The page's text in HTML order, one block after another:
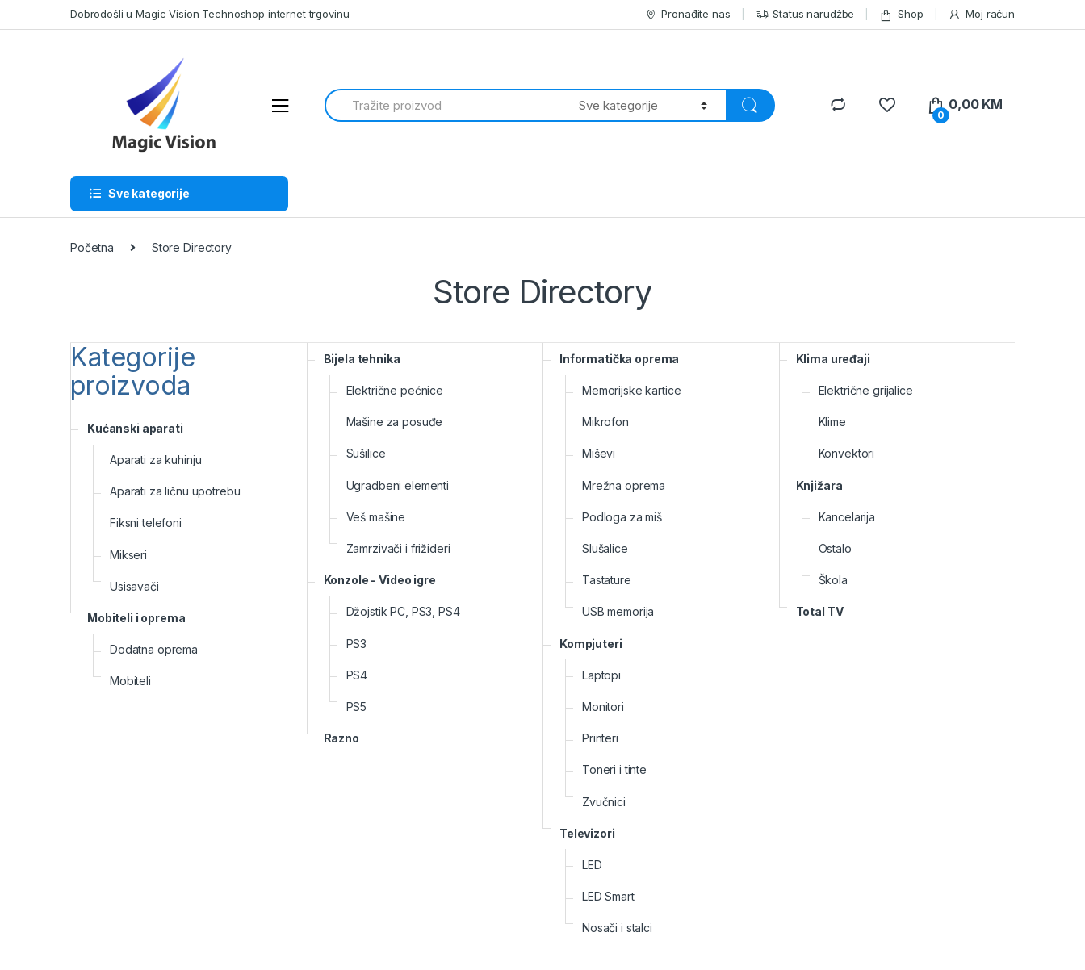
to
to
Dobrodošli u Magic Vision Technoshop internet trgovinu Pronađite nas Status narudžbe Shop Moj račun
Search
for:
0
0,00 KM
Sve kategorije
Početna Store Directory
Store Directory
Kategorije
proizvoda
Kućanski aparati
Aparati za kuhinju
Aparati za ličnu upotrebu
Fiksni telefoni
Mikseri
Usisavači
Mobiteli i oprema
Dodatna oprema
Mobiteli
Bijela tehnika
Električne pećnice
Mašine za posuđe
Sušilice
Ugradbeni elementi
Veš mašine
Zamrzivači i frižideri
Konzole - Video igre
Džojstik PC, PS3, PS4
PS3
PS4
PS5
Razno
Informatička oprema
Memorijske kartice
Mikrofon
Miševi
Mrežna oprema
Podloga za miš
Slušalice
Tastature
USB memorija
Kompjuteri
Laptopi
Monitori
Printeri
Toneri i tinte
Zvučnici
Televizori
LED
LED Smart
Nosači i stalci
Klima uređaji
Električne grijalice
Klime
Konvektori
Knjižara
Kancelarija
Ostalo
Škola
Total TV